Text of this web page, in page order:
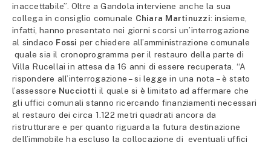
inaccettabile”. Oltre a Gandola interviene anche la sua
collega in consiglio comunale Chiara Martinuzzi: insieme,
infatti, hanno presentato nei giorni scorsi un’interrogazione
al sindaco Fossi per chiedere all’amministrazione comunale
quale sia il cronoprogramma per il restauro della parte di
Villa Rucellai in attesa da 16 anni di essere recuperata. “A
rispondere all’interrogazione – si legge in una nota – è stato
l’assessore Nucciotti il quale si è limitato ad affermare che
gli uffici comunali stanno ricercando finanziamenti necessari
al restauro dei circa 1.122 metri quadrati ancora da
ristrutturare e per quanto riguarda la futura destinazione
dell’immobile ha escluso la collocazione di eventuali uffici